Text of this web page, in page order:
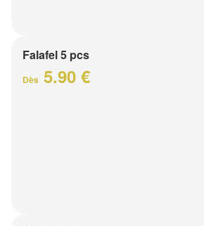
Falafel 5 pcs
Dès 5.90 €